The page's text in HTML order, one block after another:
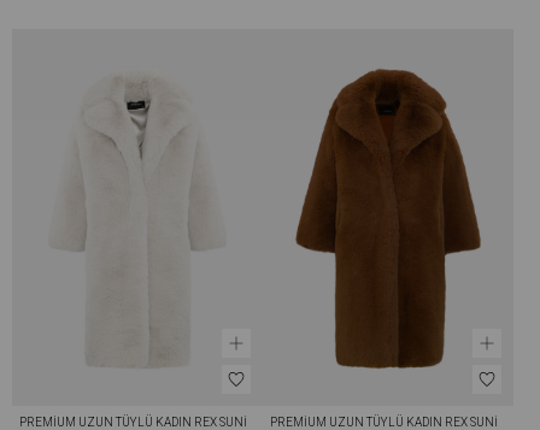
PREMIUM UZUN TÜYLÜ KADIN REX SUNI
PREMIUM UZUN TÜYLÜ KADIN REX SUNI